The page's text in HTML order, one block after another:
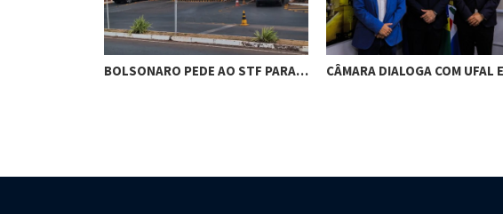
BOLSONARO PEDE AO STF PARA… CÂMARA DIALOGA COM UFAL